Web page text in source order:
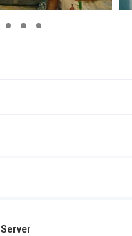
Server